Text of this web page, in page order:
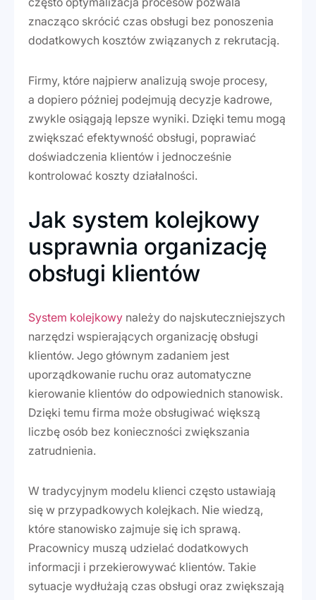
znacząco skrócić czas obsługi bez ponoszenia
dodatkowych kosztów związanych z rekrutacją.
Firmy, które najpierw analizują swoje procesy,
a dopiero później podejmują decyzje kadrowe,
zwykle osiągają lepsze wyniki. Dzięki temu mogą
zwiększać efektywność obsługi, poprawiać
doświadczenia klientów i jednocześnie
kontrolować koszty działalności.
Jak system kolejkowy
usprawnia organizację
obsługi klientów
System kolejkowy należy do najskuteczniejszych
narzędzi wspierających organizację obsługi
klientów. Jego głównym zadaniem jest
uporządkowanie ruchu oraz automatyczne
kierowanie klientów do odpowiednich stanowisk.
Dzięki temu firma może obsługiwać większą
liczbę osób bez konieczności zwiększania
zatrudnienia.
W tradycyjnym modelu klienci często ustawiają
się w przypadkowych kolejkach. Nie wiedzą,
które stanowisko zajmuje się ich sprawą.
Pracownicy muszą udzielać dodatkowych
informacji i przekierowywać klientów. Takie
sytuacje wydłużają czas obsługi oraz zwiększają